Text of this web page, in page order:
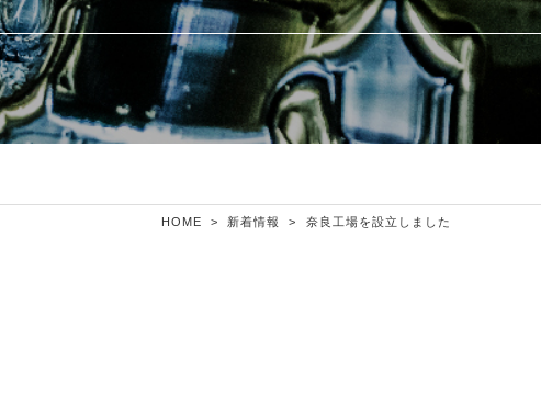
HOME > 新着情報 > 奈良工場を設立しました